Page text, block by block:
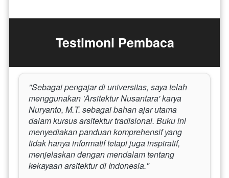
Testimoni Pembaca
"Sebagai pengajar di universitas, saya telah
menggunakan 'Arsitektur Nusantara' karya
Nuryanto, M.T. sebagai bahan ajar utama
dalam kursus arsitektur tradisional. Buku ini
menyediakan panduan komprehensif yang
tidak hanya informatif tetapi juga inspiratif,
menjelaskan dengan mendalam tentang
kekayaan arsitektur di Indonesia."